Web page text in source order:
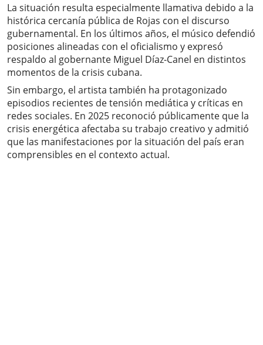
La situación resulta especialmente llamativa debido a la
histórica cercanía pública de Rojas con el discurso
gubernamental. En los últimos años, el músico defendió
posiciones alineadas con el oficialismo y expresó
respaldo al gobernante Miguel Díaz-Canel en distintos
momentos de la crisis cubana.
Sin embargo, el artista también ha protagonizado
episodios recientes de tensión mediática y críticas en
redes sociales. En 2025 reconoció públicamente que la
crisis energética afectaba su trabajo creativo y admitió
que las manifestaciones por la situación del país eran
comprensibles en el contexto actual.